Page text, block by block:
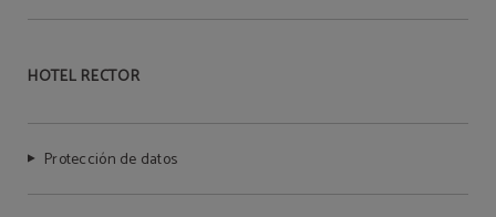
HOTEL RECTOR
Protección de datos